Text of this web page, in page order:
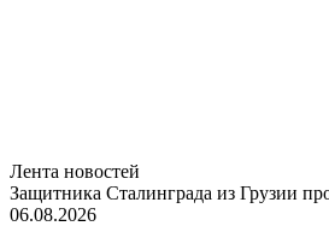
Лента новостей
Защитника Сталинграда из Грузии
06.08.2026